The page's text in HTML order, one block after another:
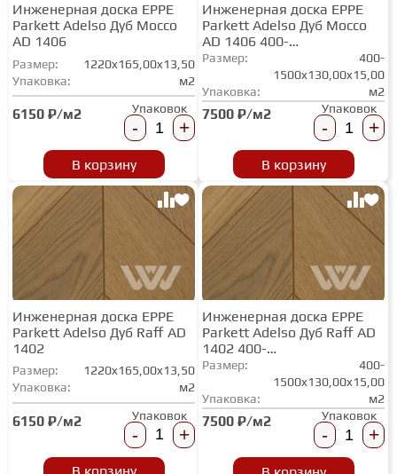
Инженерная доска EPPE
Parkett Adelso Дуб Mocco
AD 1406
Размер:
1220x165,00x13,50
Упаковка:
м2
6150 ₽/м2 Упаковок
- +
В корзину
Инженерная доска EPPE
Parkett Adelso Дуб Mocco
AD 1406 400-
1500х130/150/180
Размер:
400-
1500x130,00x15,00
Упаковка:
м2
7500 ₽/м2 Упаковок
- +
В корзину
Инженерная доска EPPE
Parkett Adelso Дуб Raff AD
1402
Размер:
1220x165,00x13,50
Упаковка:
м2
6150 ₽/м2 Упаковок
- +
Инженерная доска EPPE
Parkett Adelso Дуб Raff AD
1402 400-
1500х130/150/180
Размер:
400-
1500x130,00x15,00
Упаковка:
м2
7500 ₽/м2 Упаковок
- +